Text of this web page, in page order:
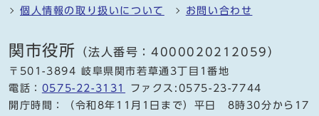
個人情報の取り扱いについて お問い合わせ
関市役所 （法人番号：4000020212059）
〒501-3894 岐阜県関市若草通3丁目1番地
電話： 0575-22-3131
ファクス:0575-23-7744
開庁時間：（令和8年11月1日まで）平日 8時30分から17